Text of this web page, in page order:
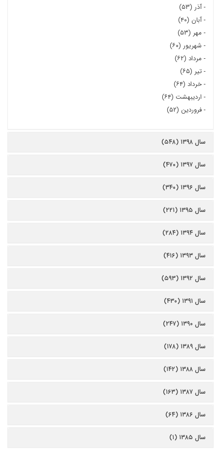
-آذر (۵۳)
-آبان (۴۰)
- مهر (۵۳)
- شهریور (۶۰)
- مرداد (۶۲)
-تیر (۶۵)
-خرداد (۶۴)
- اردیبهشت (۶۴)
-فروردین (۵۲)
سال ۱۳۹۸ (۵۴۸)
سال ۱۳۹۷ (۴۷۰)
سال ۱۳۹۶ (۳۴۰)
سال ۱۳۹۵ (۲۲۱)
سال ۱۳۹۴ (۲۸۴)
سال ۱۳۹۳ (۴۱۶)
سال ۱۳۹۲ (۵۹۳)
سال ۱۳۹۱ (۴۳۰)
سال ۱۳۹۰ (۲۴۷)
سال ۱۳۸۹ (۱۷۸)
سال ۱۳۸۸ (۱۴۲)
سال ۱۳۸۷ (۱۶۳)
سال ۱۳۸۶ (۶۴)
سال ۱۳۸۵ (۱)